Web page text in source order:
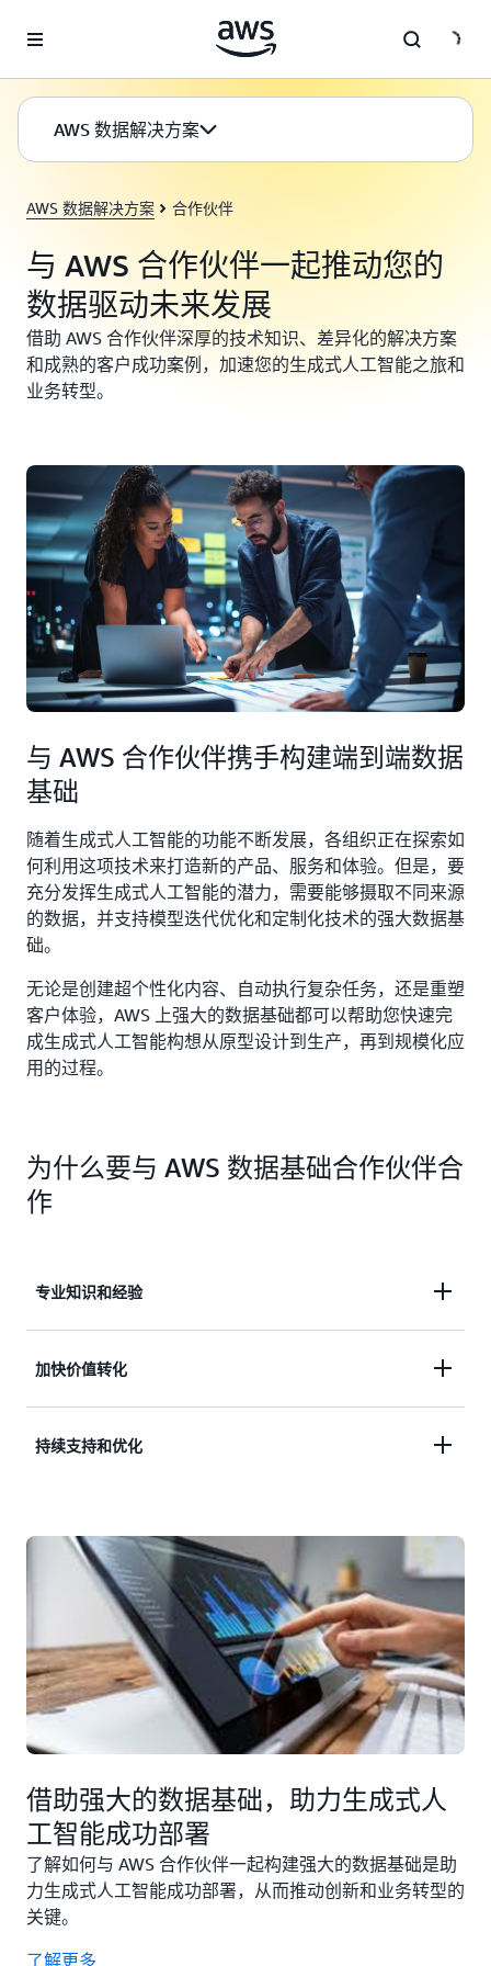
AWS 数据解决方案
AWS 数据解决方案 合作伙伴
与 AWS 合作伙伴一起推动您的
数据驱动未来发展
借助 AWS 合作伙伴深厚的技术知识、差异化的解决方案
和成熟的客户成功案例，加速您的生成式人工智能之旅和
业务转型。
与 AWS 合作伙伴携手构建端到端数据
基础
随着生成式人工智能的功能不断发展，各组织正在探索如
何利用这项技术来打造新的产品、服务和体验。但是，要
充分发挥生成式人工智能的潜力，需要能够摄取不同来源
的数据，并支持模型迭代优化和定制化技术的强大数据基
础。
无论是创建超个性化内容、自动执行复杂任务，还是重塑
客户体验，AWS 上强大的数据基础都可以帮助您快速完
成生成式人工智能构想从原型设计到生产，再到规模化应
用的过程。
为什么要与 AWS 数据基础合作伙伴合
作
专业知识和经验
场景（D2E）合作伙伴及数据基础赋能型合作伙伴合
作，充分发挥企业的业务潜能。我们经过资质认证的
器学习服务，可定制解决方案，将您的数据转化为切
的成熟经验。
加快价值转化
化。这些合作伙伴拥有预先构建的解决方案、加速
持续支持和优化
计与构建，还提供持续支持和优化服务。他们可以帮
助您持续监控、维护和优化数据基础设施和大语言模
型（LLM）运维。
借助强大的数据基础，助力生成式人
工智能成功部署
了解如何与 AWS 合作伙伴一起构建强大的数据基础是助
力生成式人工智能成功部署，从而推动创新和业务转型的
关键。
了解更多